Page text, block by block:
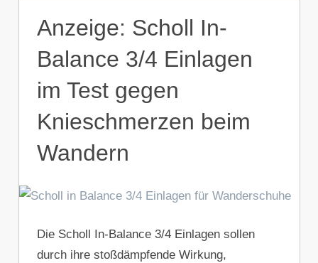
Anzeige: Scholl In-
Balance 3/4 Einlagen
im Test gegen
Knieschmerzen beim
Wandern
Die Scholl In-Balance 3/4 Einlagen sollen
durch ihre stoßdämpfende Wirkung,